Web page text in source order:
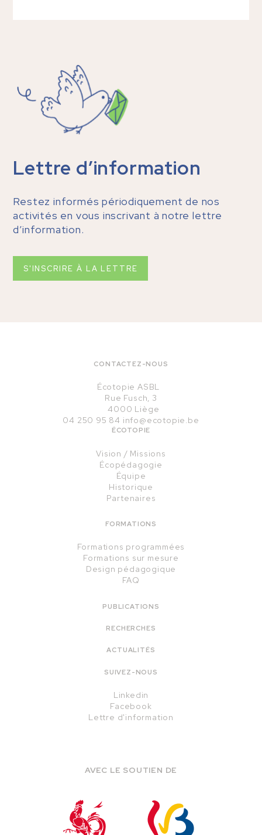
Lettre d’information
Restez informés périodiquement de nos
activités en vous inscrivant à notre lettre
d’information.
S'INSCRIRE À LA LETTRE
CONTACTEZ-NOUS
Écotopie ASBL
Rue Fusch, 3
4000 Liège
04 250 95 84 info@ecotopie.be
ÉCOTOPIE
Vision / Missions
Écopédagogie
Équipe
Historique
Partenaires
FORMATIONS
Formations programmées
Formations sur mesure
Design pédagogique
FAQ
PUBLICATIONS
RECHERCHES
ACTUALITÉS
SUIVEZ-NOUS
Linkedin
Facebook
Lettre d'information
AVEC LE SOUTIEN DE